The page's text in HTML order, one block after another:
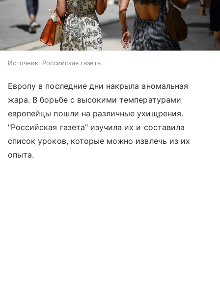
Источник: Российская газета
Европу в последние дни накрыла аномальная
жара. В борьбе с высокими температурами
европейцы пошли на различные ухищрения.
"Российская газета" изучила их и составила
список уроков, которые можно извлечь из их
опыта.